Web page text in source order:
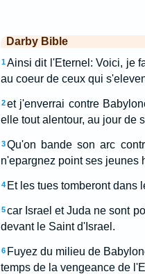
Darby Bible
1 Ainsi dit l'Eternel: Voici, je
au coeur de ceux qui
2 et j'enverrai contre
elle tout alentour, au jour de
3 Qu'on bande son arc
n'epargnez point ses jeunes
4 Et les tues tomberont dans
5 car Israel et Juda ne sont
devant le Saint d'Israel.
6 Fuyez du milieu de
temps de la vengeance de